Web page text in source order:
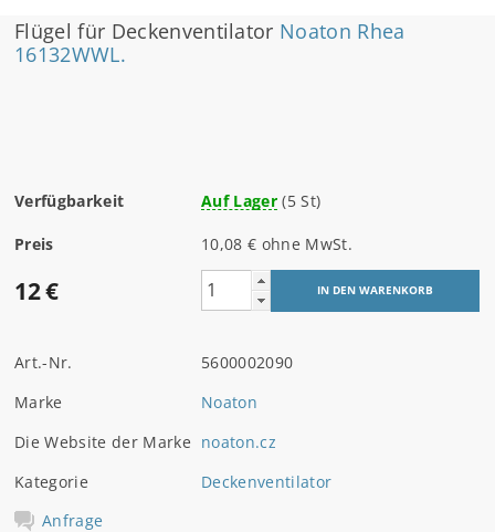
Flügel für Deckenventilator Noaton Rhea
16132WWL.
Verfügbarkeit Auf Lager (5 St)
Preis 10,08 € ohne MwSt.
12 €
Art.-Nr.
5600002090
Marke
Noaton
Die Website der Marke noaton.cz
Kategorie
Deckenventilator
Anfrage